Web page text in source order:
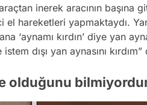
inerek aracının başına
el hareketleri yapmaktaydı.
‘aynamı kırdın’ diye yan
dışı yan aynasını
olduğunu